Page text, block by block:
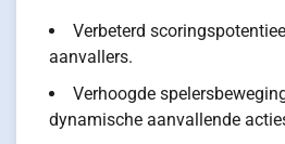
Verbeterd
aanvallers.
Verhoogde
dynamische aanvallende